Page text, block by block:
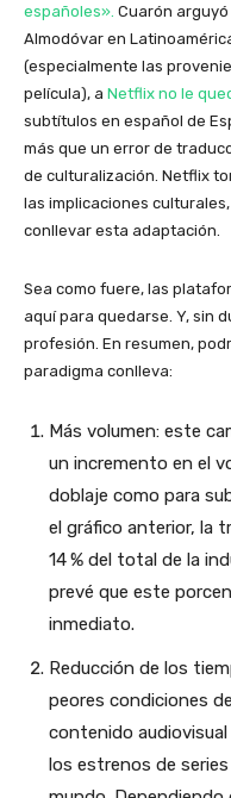
españoles». Cuarón
Almodóvar en
(especialmente las
película), a Netflix no le
subtítulos en español de
más que un error de
de culturalización. Netflix
las implicaciones
conllevar esta adaptación.
Sea como fuere, las
aquí para quedarse. Y, sin
profesión. En resumen,
paradigma conlleva:
Más volumen: este
un incremento en el
doblaje como para
el gráfico anterior, la
14 % del total de la
prevé que este
inmediato.
Reducción de los
peores condiciones
contenido
los estrenos de